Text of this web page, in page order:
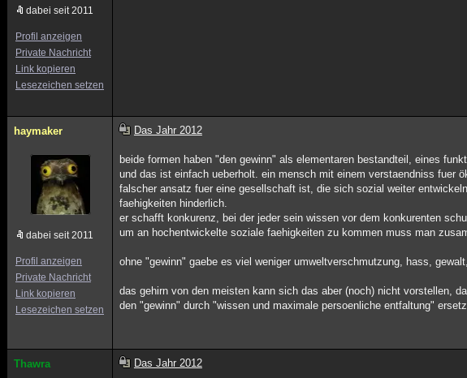
dabei seit 2011
Profil anzeigen
Private Nachricht
Link kopieren
Lesezeichen setzen
haymaker
dabei seit 2011
Profil anzeigen
Private Nachricht
Link kopieren
Lesezeichen setzen
Das Jahr 2012
beide formen haben "den gewinn" als elementaren bestandteil, eines
und das ist einfach ueberholt. ein mensch mit einem verstaendniss fuer
falscher ansatz fuer eine gesellschaft ist, die sich sozial weiter
faehigkeiten hinderlich.
er schafft konkurenz, bei der jeder sein wissen vor dem konkurenten
um an hochentwickelte soziale faehigkeiten zu kommen muss man
ohne "gewinn" gaebe es viel weniger umweltverschmutzung, hass,
das gehirn von den meisten kann sich das aber (noch) nicht vorstellen,
den "gewinn" durch "wissen und maximale persoenliche entfaltung"
Thawra Das Jahr 2012